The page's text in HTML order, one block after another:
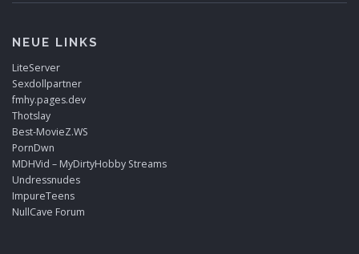
NEUE LINKS
LiteServer
Sexdollpartner
fmhy.pages.dev
Thotslay
Best-MovieZ.WS
PornDwn
MDHVid – MyDirtyHobby Streams
Undressnudes
ImpureTeens
NullCave Forum